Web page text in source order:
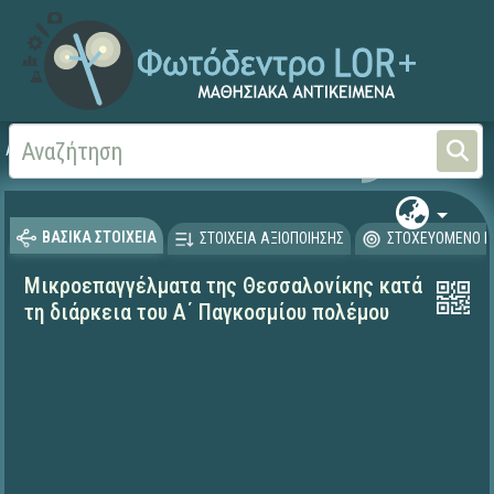
Αρχική
ΒΑΣΙΚΑ ΣΤΟΙΧΕΙΑ ΣΤΟΙΧΕΙΑ ΑΞΙΟΠΟΙΗΣΗΣ ΣΤΟΧΕΥΟΜΕΝΟ
Μικροεπαγγέλματα της Θεσσαλονίκης κατά
τη διάρκεια του Α΄ Παγκοσμίου πολέμου